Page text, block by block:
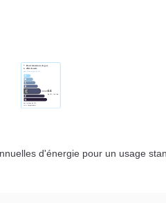
d'énergie pour un usage